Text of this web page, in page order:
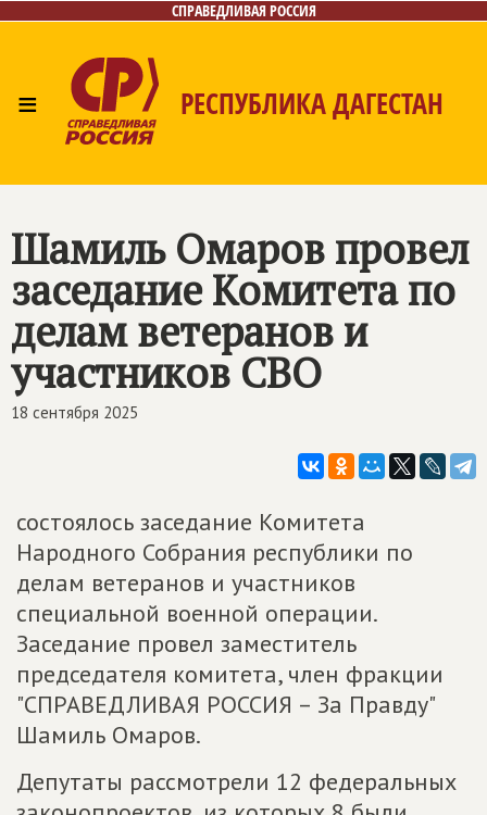
СПРАВЕДЛИВАЯ РОССИЯ
≡ РЕСПУБЛИКА ДАГЕСТАН
Шамиль Омаров провел
заседание Комитета по
делам ветеранов и
участников СВО
18 сентября 2025
состоялось заседание Комитета
Народного Собрания республики по
делам ветеранов и участников
специальной военной операции.
Заседание провел заместитель
председателя комитета, член фракции
"СПРАВЕДЛИВАЯ РОССИЯ – За Правду"
Шамиль Омаров.
Депутаты рассмотрели 12 федеральных